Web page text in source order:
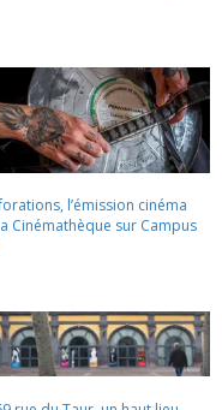
l’émission cinéma
Cinémathèque sur Campus